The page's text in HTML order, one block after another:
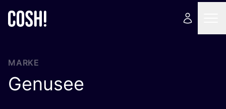
MARKE
Genusee